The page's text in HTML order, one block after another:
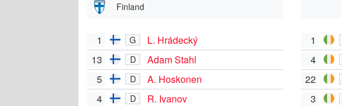
Finland
1 G
L. Hrádecký
13
D
Adam Stahl
5
D
A. Hoskonen
4
D
R. Ivanov
1
4
22
3